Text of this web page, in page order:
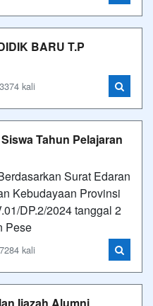
BARU T.P
kali
Tahun Pelajaran
Surat Edaran
Kebudayaan Provinsi
DP.2/2024 tanggal 2
Pese
kali
Ijazah Alumni